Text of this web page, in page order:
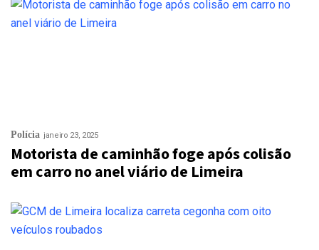
Polícia janeiro 23, 2025
Motorista de caminhão foge após colisão
em carro no anel viário de Limeira